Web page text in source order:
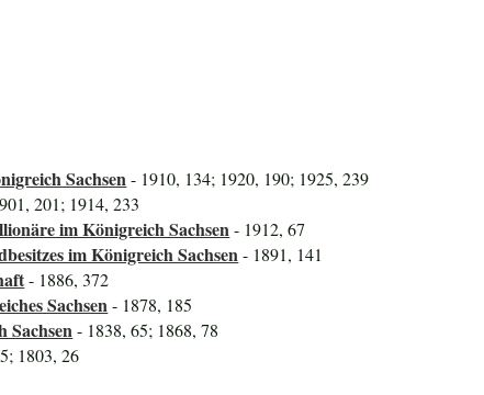
Sachsen- 1910, 134; 1920, 190; 1925, 239
201; 1914, 233
im Königreich Sachsen- 1912, 67
im Königreich Sachsen- 1891, 141
- 1886, 372
Sachsen- 1878, 185
Sachsen- 1838, 65; 1868, 78
1803, 26